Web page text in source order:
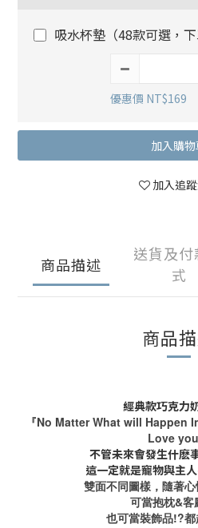
吸水杯墊（48款可選，下
優惠價 NT$169
加入購物
加入追
商品描述
送貨及付
式
商品
經典款巧克力
『No Matter What will Happen
Love you
不管未來會發生什麽
這一定就是寵物與主
雙面不同圖樣，隨著
可當抱枕&客
也可當裝飾品!?